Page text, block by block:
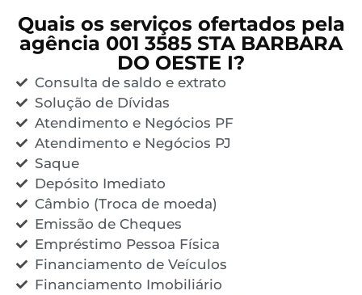
Quais os serviços ofertados pela
agência 001 3585 STA BARBARA
DO OESTE I?
Consulta de saldo e extrato
Solução de Dívidas
Atendimento e Negócios PF
Atendimento e Negócios PJ
Saque
Depósito Imediato
Câmbio (Troca de moeda)
Emissão de Cheques
Empréstimo Pessoa Física
Financiamento de Veículos
Financiamento Imobiliário